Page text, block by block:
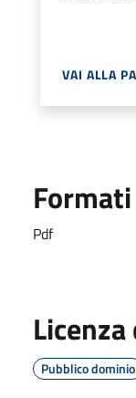
VAI ALLA
Pdf
Pubblico dominio